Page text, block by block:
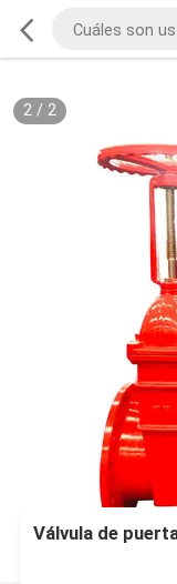
2/ 2
Válvula de